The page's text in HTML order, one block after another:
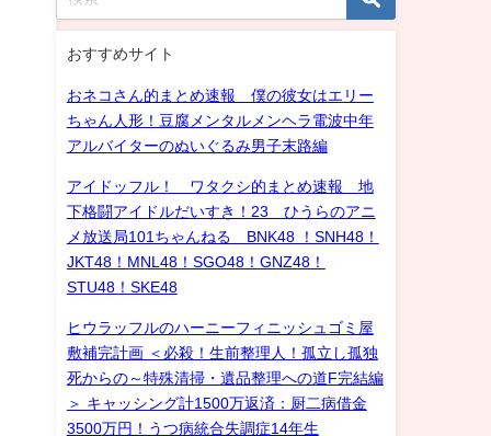
おすすめサイト
おネコさん的まとめ速報 僕の彼女はエリー
ちゃん人形！豆腐メンタルメンヘラ電波中年
アルバイターのぬいぐるみ男子末路編
アイドッフル！ ワタクシ的まとめ速報 地
下格闘アイドルだいすき！23 ひうらのアニ
メ放送局101ちゃんねる BNK48 ！SNH48！
JKT48！MNL48！SGO48！GNZ48！
STU48！SKE48
ヒウラッフルのハーニーフィニッシュゴミ屋
敷補完計画 ＜必殺！生前整理人！孤立し孤独
死からの～特殊清掃・遺品整理への道F完結編
＞ キャッシング計1500万返済：厨二病借金
3500万円！うつ病統合失調症14年生